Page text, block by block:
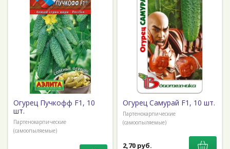
Огурец Пучкофф F1, 10
шт.
Партенокарпические
(самоопыляемые)
Огурец Самурай F1, 10 шт.
Партенокарпические
(самоопыляемые)
2,70 руб.